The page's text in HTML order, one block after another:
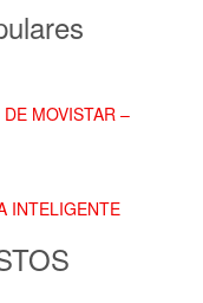
MOVISTAR –
INTELIGENTE